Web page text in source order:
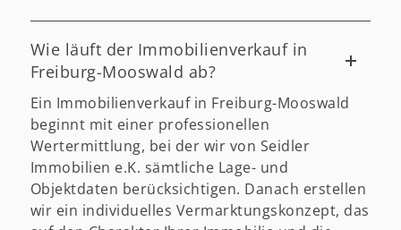
Wie läuft der Immobilienverkauf in
Freiburg-Mooswald ab?
Ein Immobilienverkauf in Freiburg-Mooswald
beginnt mit einer professionellen
Wertermittlung, bei der wir von Seidler
Immobilien e.K. sämtliche Lage- und
Objektdaten berücksichtigen. Danach erstellen
wir ein individuelles Vermarktungskonzept, das